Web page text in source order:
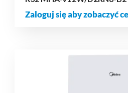
Zaloguj się aby zobaczyć